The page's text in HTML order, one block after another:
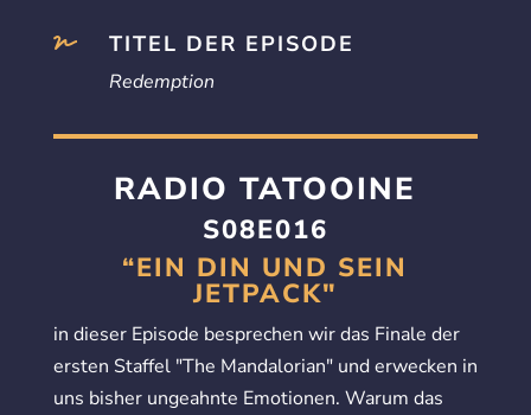
 TITEL DER EPISODE
Redemption
RADIO TATOOINE
S08E016
“EIN DIN UND SEIN
JETPACK"
in dieser Episode besprechen wir das Finale der
ersten Staffel "The Mandalorian" und erwecken in
uns bisher ungeahnte Emotionen. Warum das